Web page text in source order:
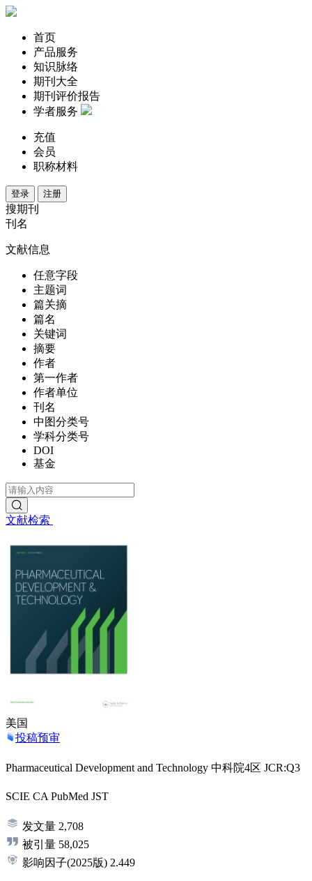
首页
产品服务
知识脉络
期刊大全
期刊评价报告
学者服务
充值
会员
职称材料
登录 注册
搜期刊
刊名
文献信息
任意字段
主题词
篇关摘
篇名
关键词
摘要
作者
第一作者
作者单位
刊名
中图分类号
学科分类号
DOI
基金
文献检索
美国
投稿预审
Pharmaceutical Development and Technology 中科院4区 JCR:Q3
SCIE CA PubMed JST
发文量 2,708
被引量 58,025
影响因子(2025版) 2.449